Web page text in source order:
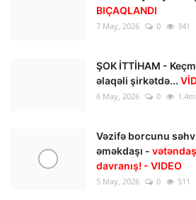
BIÇAQLANDI
7 May, 2026 0 341
ŞOK İTTİHAM -
əlaqəli şirkətdə...
6 May, 2026 0
Vəzifə borcunu
əməkdaşı -
davranış! - VIDEO
5 May, 2026 0 511